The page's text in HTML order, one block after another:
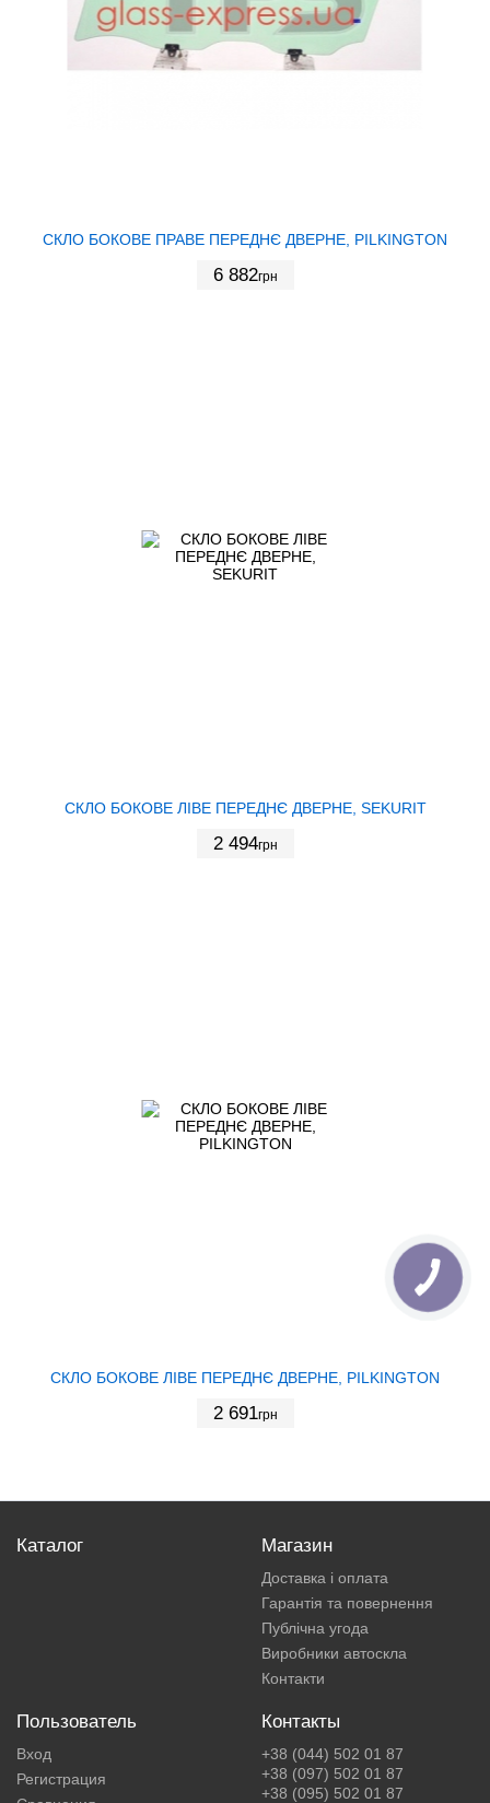
СКЛО БОКОВЕ ПРАВЕ ПЕРЕДНЄ ДВЕРНЕ, PILKINGTON
6 882грн
СКЛО БОКОВЕ ЛІВЕ ПЕРЕДНЄ ДВЕРНЕ, SEKURIT
2 494грн
СКЛО БОКОВЕ ЛІВЕ ПЕРЕДНЄ ДВЕРНЕ, PILKINGTON
2 691грн
Каталог Магазин
Доставка і оплата
Гарантія та повернення
Публічна угода
Виробники автоскла
Контакти
Пользователь
Вход
Регистрация
Контакты
+38 (044) 502 01 87
+38 (097) 502 01 87
+38 (095) 502 01 87